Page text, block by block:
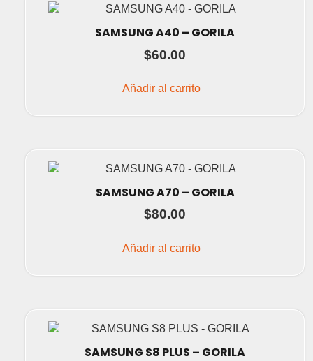
SAMSUNG A40 – GORILA
$60.00
Añadir al carrito
SAMSUNG A70 – GORILA
$80.00
Añadir al carrito
SAMSUNG S8 PLUS – GORILA